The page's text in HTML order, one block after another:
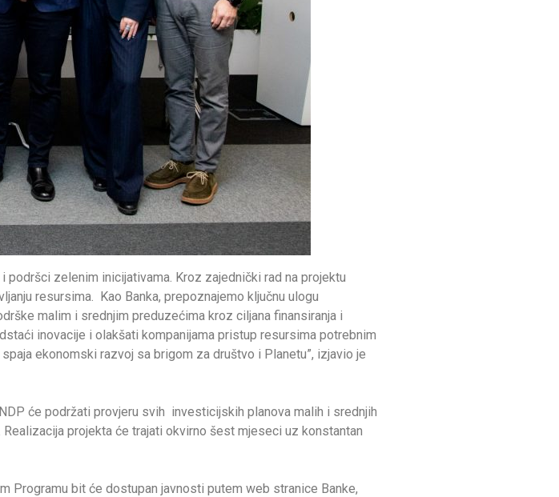
zelenim inicijativama. Kroz zajednički rad na projektu
resursima. Kao Banka, prepoznajemo ključnu ulogu
malim i srednjim preduzećima kroz ciljana finansiranja i
inovacije i olakšati kompanijama pristup resursima potrebnim
ekonomski razvoj sa brigom za društvo i Planetu”, izjavio je
će podržati provjeru svih investicijskih planova malih i srednjih
projekta će trajati okvirno šest mjeseci uz konstantan
Programu bit će dostupan javnosti putem web stranice Banke,